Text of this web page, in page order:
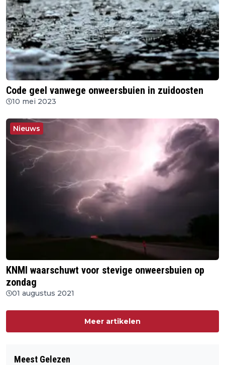
Code geel vanwege onweersbuien in zuidoosten
10 mei 2023
Nieuws
KNMI waarschuwt voor stevige onweersbuien op
zondag
01 augustus 2021
Meer artikelen
Meest Gelezen